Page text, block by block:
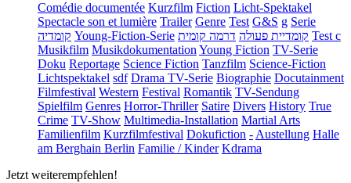
Comédie documentée Kurzfilm Fiction Licht-Spektakel
Spectacle son et lumière Trailer Genre Test G&S g Serie
קומדיה Young-Fiction-Serie קומדיית פעולה דרמה קומית
Test c
Musikfilm Musikdokumentation Young Fiction TV-Serie
Doku Reportage Science Fiction Tanzfilm Science-Fiction
Lichtspektakel sdf Drama TV-Serie Biographie Docutainment
Filmfestival Western Festival Romantik TV-Sendung
Spielfilm Genres Horror-Thriller Satire Divers History True
Crime TV-Show Multimedia-Installation Martial Arts
Familienfilm Kurzfilmfestival Dokufiction - Austellung Halle
am Berghain Berlin Familie / Kinder Kdrama
Jetzt weiterempfehlen!